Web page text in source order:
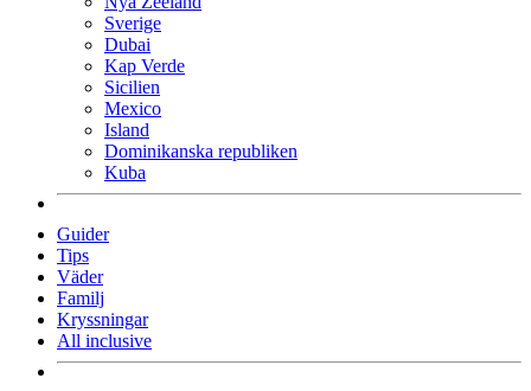
Sverige
Dubai
Kap Verde
Sicilien
Mexico
Island
Dominikanska republiken
Kuba
Guider
Tips
Väder
Familj
Kryssningar
All inclusive